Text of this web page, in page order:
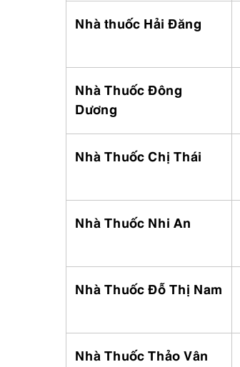
Nhà thuốc Hải Đăng
Nhà Thuốc Đông
Dương
Nhà Thuốc Chị Thái
Nhà Thuốc Nhi An
Nhà Thuốc Đỗ Thị Nam
Nhà Thuốc Thảo Vân